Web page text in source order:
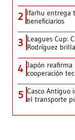
2 Ifarhu entrega
beneficiarios
3 Leagues Cup:
Rodríguez
4 Japón
cooperación
5 Casco Antiguo
el transporte